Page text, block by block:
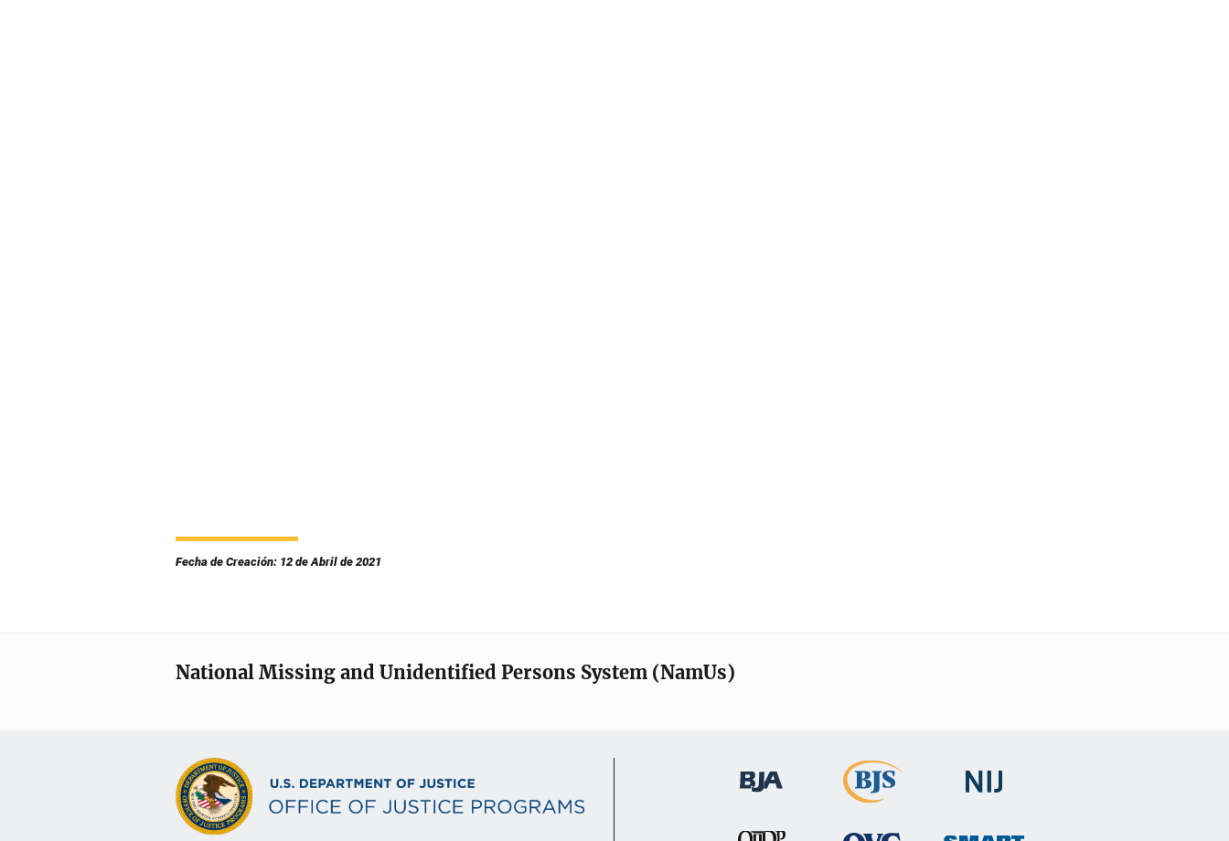
Fecha de Creación: 12 de Abril de 2021
National Missing and Unidentified Persons System (NamUs)